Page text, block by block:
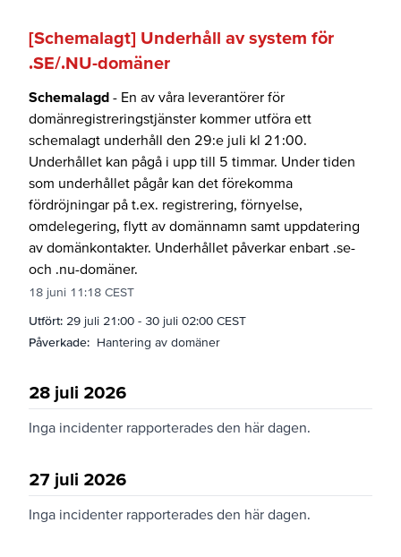
[Schemalagt] Underhåll av system för
.SE/.NU-domäner
Schemalagd - En av våra leverantörer för
domänregistreringstjänster kommer utföra ett
schemalagt underhåll den 29:e juli kl 21:00.
Underhållet kan pågå i upp till 5 timmar. Under tiden
som underhållet pågår kan det förekomma
fördröjningar på t.ex. registrering, förnyelse,
omdelegering, flytt av domännamn samt uppdatering
av domänkontakter. Underhållet påverkar enbart .se-
och .nu-domäner.
18 juni 11:18 CEST
Utfört: 29 juli 21:00 - 30 juli 02:00 CEST
Påverkade: Hantering av domäner
28 juli 2026
Inga incidenter rapporterades den här dagen.
27 juli 2026
Inga incidenter rapporterades den här dagen.